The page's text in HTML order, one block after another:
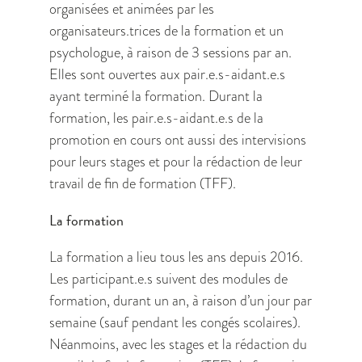
organisées et animées par les
organisateurs.trices de la formation et un
psychologue, à raison de 3 sessions par an.
Elles sont ouvertes aux pair.e.s-aidant.e.s
ayant terminé la formation. Durant la
formation, les pair.e.s-aidant.e.s de la
promotion en cours ont aussi des intervisions
pour leurs stages et pour la rédaction de leur
travail de fin de formation (TFF).
La formation
La formation a lieu tous les ans depuis 2016.
Les participant.e.s suivent des modules de
formation, durant un an, à raison d’un jour par
semaine (sauf pendant les congés scolaires).
Néanmoins, avec les stages et la rédaction du